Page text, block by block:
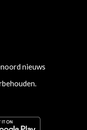
nieuws